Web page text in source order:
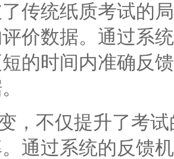
传统纸质考试的
价数据。通过系
的时间内准确反
不仅提升了考试
通过系统的反馈